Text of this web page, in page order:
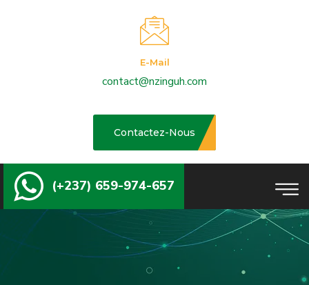
E-Mail
contact@nzinguh.com
Contactez-Nous
(+237) 659-974-657